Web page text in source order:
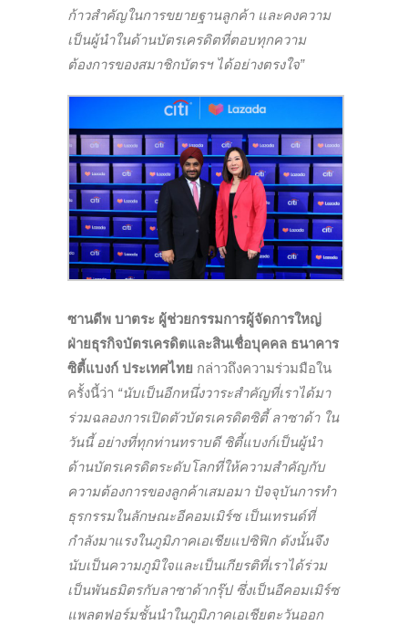
ก้าวสำคัญในการขยายฐานลูกค้า และคงความ
เป็นผู้นำในด้านบัตรเครดิตที่ตอบทุกความ
ต้องการของสมาชิกบัตรฯ ได้อย่างตรงใจ”
ซานดีพ บาตระ ผู้ช่วยกรรมการผู้จัดการใหญ่
ฝ่ายธุรกิจบัตรเครดิตและสินเชื่อบุคคล ธนาคาร
ซิตี้แบงก์ ประเทศไทย กล่าวถึงความร่วมมือใน
ครั้งนี้ว่า “นับเป็นอีกหนึ่งวาระสำคัญที่เราได้มา
ร่วมฉลองการเปิดตัวบัตรเครดิตซิตี้ ลาซาด้า ใน
วันนี้ อย่างที่ทุกท่านทราบดี ซิตี้แบงก์เป็นผู้นำ
ด้านบัตรเครดิตระดับโลกที่ให้ความสำคัญกับ
ความต้องการของลูกค้าเสมอมา ปัจจุบันการทำ
ธุรกรรมในลักษณะอีคอมเมิร์ซ เป็นเทรนด์ที่
กำลังมาแรงในภูมิภาคเอเชียแปซิฟิก ดังนั้นจึง
นับเป็นความภูมิใจและเป็นเกียรติที่เราได้ร่วม
เป็นพันธมิตรกับลาซาด้ากรุ๊ป ซึ่งเป็นอีคอมเมิร์ซ
แพลตฟอร์มชั้นนำในภูมิภาคเอเชียตะวันออก